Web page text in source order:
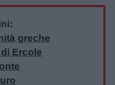
greche
Ercole